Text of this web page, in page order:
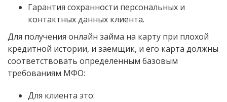
Гарантия сохранности персональных и
контактных данных клиента.
Для получения онлайн займа на карту при плохой
кредитной истории, и заемщик, и его карта должны
соответствовать определенным базовым
требованиям МФО:
Для клиента это: